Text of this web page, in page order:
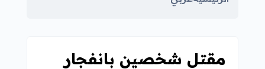
مقتل شخصين بانفجار